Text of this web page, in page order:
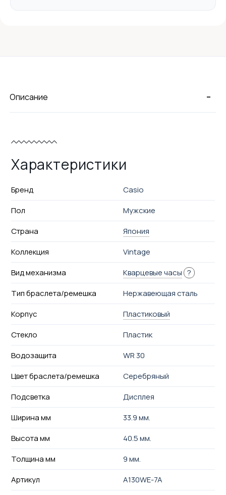
-
Описание
Характеристики
Бренд
Casio
Пол
Мужские
Страна
Япония
Коллекция
Vintage
Вид механизма
Кварцевые часы ?
Тип браслета/ремешка
Нержавеющая сталь
Корпус
Пластиковый
Стекло
Пластик
Водозащита
WR 30
Цвет браслета/ремешка
Серебряный
Подсветка
Дисплея
Ширина мм
33.9 мм.
Высота мм
40.5 мм.
Толщина мм
9 мм.
Артикул
A130WE-7A